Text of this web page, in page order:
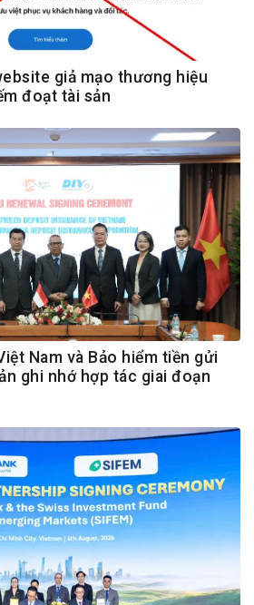
giả mạo thương hiệu
đoạt tài sản
Nam và Bảo hiểm tiền gửi
ghi nhớ hợp tác giai đoạn